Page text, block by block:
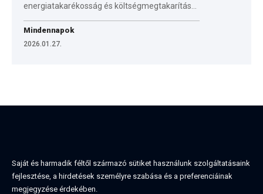
energiatakarékosság és költségmegtakarítás…
Mindennapok
2026.01.27.
Saját és harmadik féltől származó sütiket használunk szolgáltatásaink
fejlesztése, a hirdetések személyre szabása és a preferenciáinak
megjegyzése érdekében.